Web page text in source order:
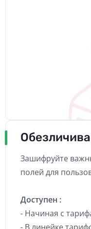
Зашифруйте
полей для
Доступен :
- Начиная с